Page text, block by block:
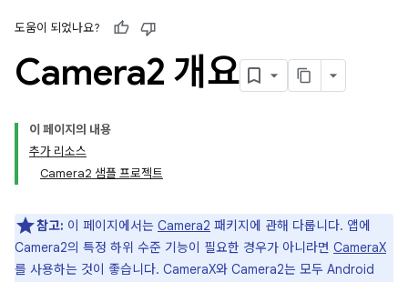
도움이 되었나요?
Camera2 개요
이 페이지의 내용
추가 리소스
Camera2 샘플 프로젝트
참고: 이 페이지에서는 Camera2 패키지에 관해 다룹니다. 앱에
Camera2의 특정 하위 수준 기능이 필요한 경우가 아니라면 CameraX
를 사용하는 것이 좋습니다. CameraX와 Camera2는 모두 Android